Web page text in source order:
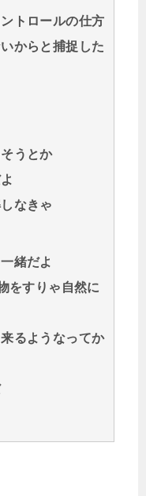
トロールの仕方
からと捕捉した
うとか
なきゃ
緒だよ
をすりゃ自然に
るようなってか